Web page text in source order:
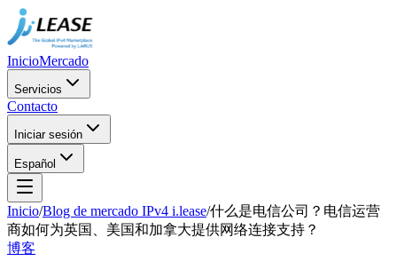
InicioMercado
Servicios
Contacto
Iniciar sesión
Español
Inicio/Blog de mercado IPv4 i.lease/什么是电信公司？电信运营
商如何为英国、美国和加拿大提供网络连接支持？
博客